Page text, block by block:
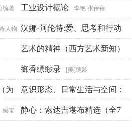
编著 工业设计概论 李艳 张蓓蓓
人物 汉娜·阿伦特:爱、思考和行动
王寅丽
艺术的精神（西方艺术新知）
罗伯特·亨莱
御香缥缈录 [美]德龄
为
因
意识形态、日常生活与空间：
西方马克思主义社会再生产理
竭宝 静心：索达吉堪布精选（全7